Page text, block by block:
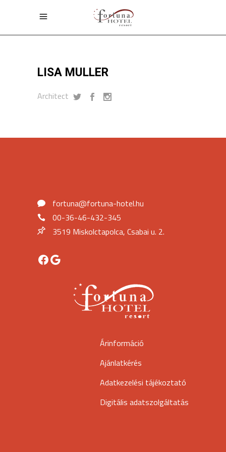
LISA MULLER
Architect
fortuna@fortuna-hotel.hu
00-36-46-432-345
3519 Miskolctapolca, Csabai u. 2.
Facebook
Google
Árinformáció
Ajánlatkérés
Adatkezelési tájékoztató
Digitális adatszolgáltatás